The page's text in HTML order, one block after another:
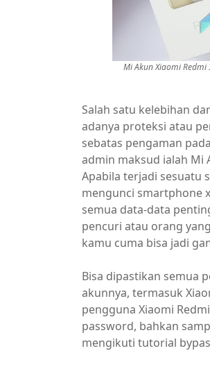
Mi Akun Xiaomi
Salah satu kelebihan
adanya proteksi atau
sebatas pengaman
admin maksud ialah Mi
Apabila terjadi sesuatu
mengunci smartphone
semua data-data
pencuri atau orang
kamu cuma bisa jadi
Bisa dipastikan semua
akunnya, termasuk
pengguna Xiaomi
password, bahkan
mengikuti tutorial